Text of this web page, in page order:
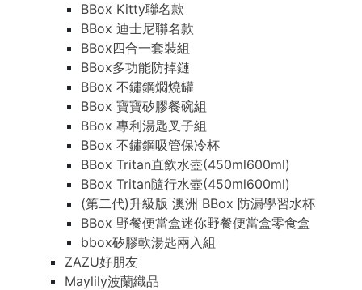
BBox Kitty聯名款
BBox 迪士尼聯名款
BBox四合一套裝組
BBox多功能防掉鏈
BBox 不鏽鋼燜燒罐
BBox 寶寶矽膠餐碗組
BBox 專利湯匙叉子組
BBox 不鏽鋼吸管保冷杯
BBox Tritan直飲水壺(450ml600ml)
BBox Tritan隨行水壺(450ml600ml)
(第二代)升級版 澳洲 BBox 防漏學習水杯
BBox 野餐便當盒迷你野餐便當盒零食盒
bbox矽膠軟湯匙兩入組
ZAZU好朋友
Maylily波蘭織品